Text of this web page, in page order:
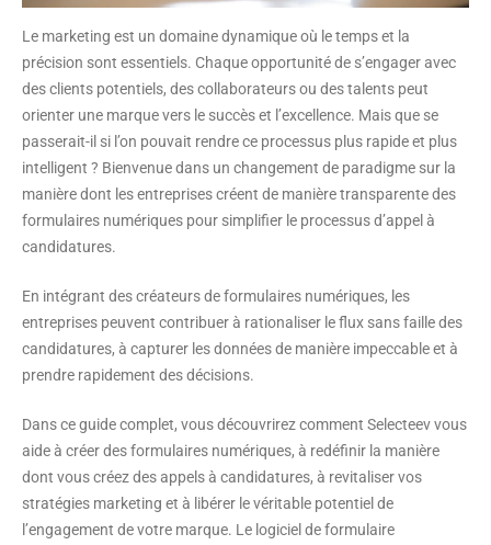
Le marketing est un domaine dynamique où le temps et la
précision sont essentiels. Chaque opportunité de s’engager avec
des clients potentiels, des collaborateurs ou des talents peut
orienter une marque vers le succès et l’excellence. Mais que se
passerait-il si l’on pouvait rendre ce processus plus rapide et plus
intelligent ? Bienvenue dans un changement de paradigme sur la
manière dont les entreprises créent de manière transparente des
formulaires numériques pour simplifier le processus d’appel à
candidatures.
En intégrant des créateurs de formulaires numériques, les
entreprises peuvent contribuer à rationaliser le flux sans faille des
candidatures, à capturer les données de manière impeccable et à
prendre rapidement des décisions.
Dans ce guide complet, vous découvrirez comment Selecteev vous
aide à créer des formulaires numériques, à redéfinir la manière
dont vous créez des appels à candidatures, à revitaliser vos
stratégies marketing et à libérer le véritable potentiel de
l’engagement de votre marque. Le logiciel de formulaire